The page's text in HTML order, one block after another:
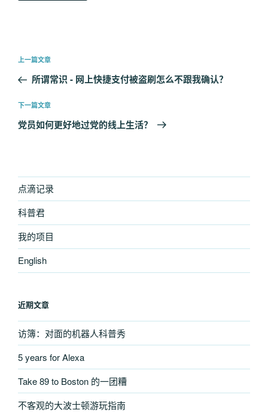
文
章
导
航
上
一
文
章
上一篇文章
所谓常识 - 网上快捷支付被盗刷怎么不跟我确认？
下
一
下一篇文章
党员如何更好地过党的线上生活？
点滴记录
科普君
我的项目
English
近期文章
访簿：对面的机器人科普秀
5 years for Alexa
Take 89 to Boston 的一团糟
不客观的大波士顿游玩指南